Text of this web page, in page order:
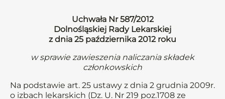
Uchwała Nr 587/2012
Dolnośląskiej Rady Lekarskiej
z dnia 25 października 2012 roku
w sprawie zawieszenia naliczania składek
członkowskich
Na podstawie art. 25 ustawy z dnia 2 grudnia 2009r.
o izbach lekarskich (Dz. U. Nr 219 poz.1708 ze